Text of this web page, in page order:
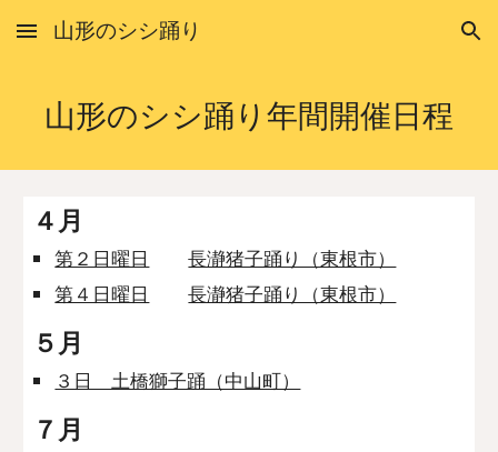
Skip to main content Skip to navigation
山形のシシ踊り
山形のシシ踊り年間開催日程
４月
第２日曜日
長瀞猪子踊り（東根市）
第４日曜日
長瀞猪子踊り（東根市）
５月
３日 土橋獅子踊（中山町）
７月